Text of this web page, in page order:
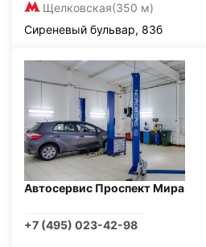
Щелковская(350 м)
Сиреневый бульвар, 83б
Автосервис Проспект Мира
+7 (495) 023-42-98